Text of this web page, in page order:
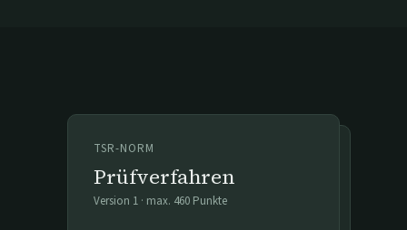
TSR-NORM
Prüfverfahren
Version 1 · max. 460 Punkte